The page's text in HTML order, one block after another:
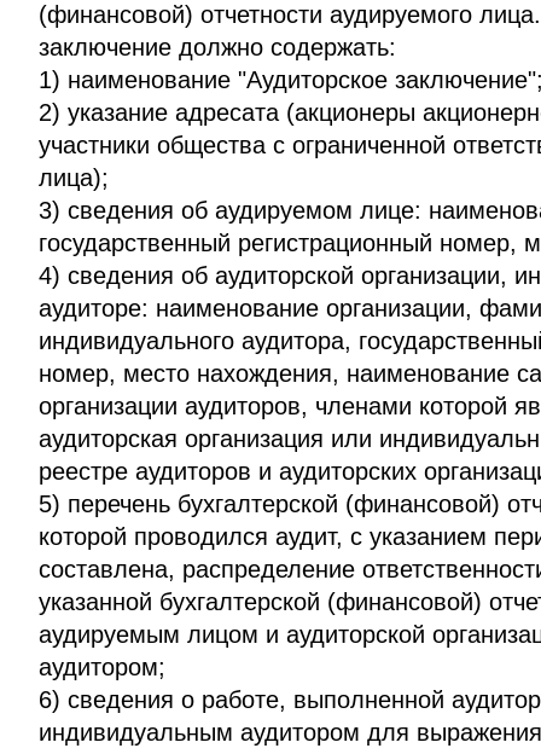
(финансовой) отчетности аудируемого
заключение должно содержать:
1) наименование "Аудиторское
2) указание адресата (акционеры
участники общества с ограниченной
лица);
3) сведения об аудируемом лице:
государственный регистрационный номер,
4) сведения об аудиторской организации,
аудиторе: наименование организации,
индивидуального аудитора,
номер, место нахождения, наименование
организации аудиторов, членами которой
аудиторская организация или
реестре аудиторов и аудиторских
5) перечень бухгалтерской (финансовой)
которой проводился аудит, с указанием
составлена, распределение
указанной бухгалтерской (финансовой)
аудируемым лицом и аудиторской
аудитором;
6) сведения о работе, выполненной
индивидуальным аудитором для